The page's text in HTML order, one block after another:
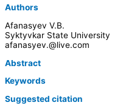
Authors
Afanasyev V.B.
Syktyvkar State University
afanasyev.@live.com
Abstract
Keywords
Suggested citation